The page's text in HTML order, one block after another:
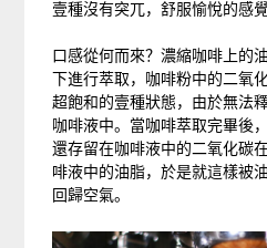
壹種沒有突兀，舒服愉悅的感覺
口感從何而來？濃縮咖啡上的
下進行萃取，咖啡粉中的二氧
超飽和的壹種狀態，由於無法
咖啡液中。當咖啡萃取完畢後
還存留在咖啡液中的二氧化碳
啡液中的油脂，於是就這樣被
回歸空氣。